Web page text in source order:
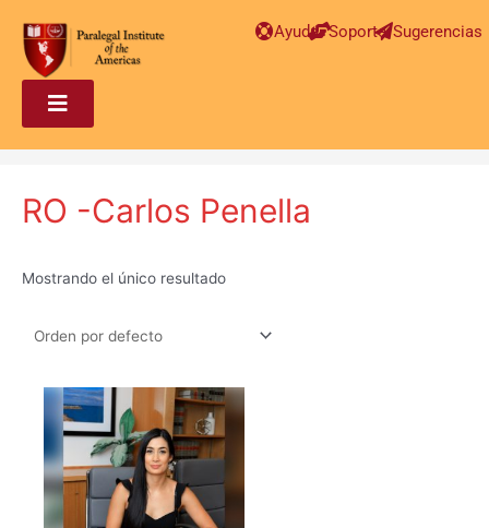
Ayuda Soporte Sugerencias
RO -Carlos Penella
Mostrando el único resultado